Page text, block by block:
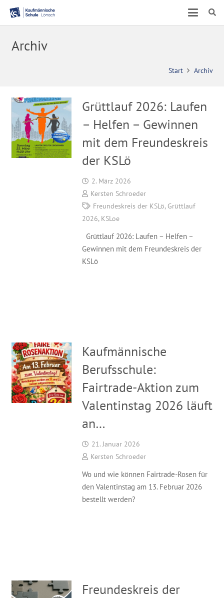
Archiv
Start Archiv
Grüttlauf 2026: Laufen
– Helfen – Gewinnen
mit dem Freundeskreis
der KSLö
2. März 2026
Kersten Schroeder
Freundeskreis der KSLö, Grüttlauf
2026, KSLoe
Grüttlauf 2026: Laufen – Helfen –
Gewinnen mit dem Freundeskreis der
KSLö
Kaufmännische
Berufsschule:
Fairtrade-Aktion zum
Valentinstag 2026 läuft
an…
21. Januar 2026
Kersten Schroeder
Wo und wie können Fairtrade-Rosen für
den Valentinstag am 13. Februar 2026
bestellt werden?
Freundeskreis der